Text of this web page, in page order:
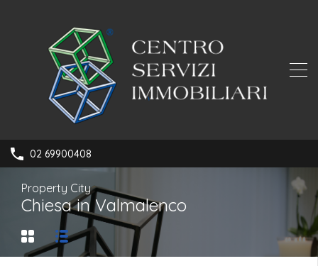
02 69900408
Property City
Chiesa in Valmalenco